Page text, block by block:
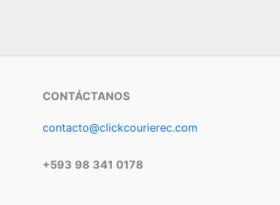
CONTÁCTANOS
contacto@clickcourierec.com
+593 98 341 0178